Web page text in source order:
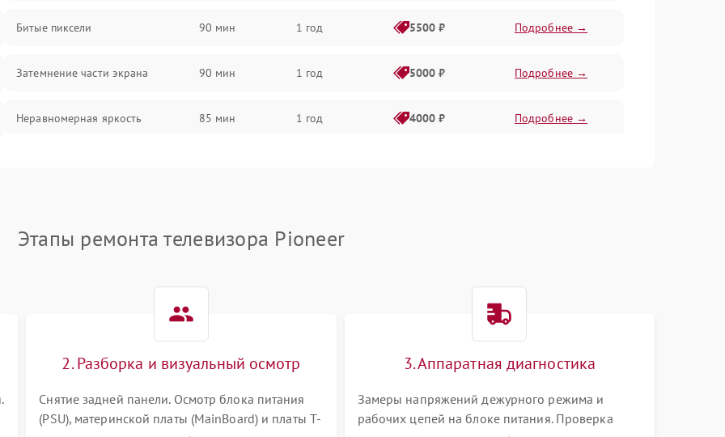
Битые пиксели 90 мин 1 год 5500 ₽ Подробнее →
Затемнение части экрана 90 мин 1 год 5000 ₽ Подробнее →
Неравномерная яркость 85 мин 1 год 4000 ₽ Подробнее →
Этапы ремонта телевизора Pioneer
2. Разборка и визуальный осмотр
Снятие задней панели. Осмотр блока питания
(PSU), материнской платы (MainBoard) и платы T-
3. Аппаратная диагностика
Замеры напряжений дежурного режима и
рабочих цепей на блоке питания. Проверка